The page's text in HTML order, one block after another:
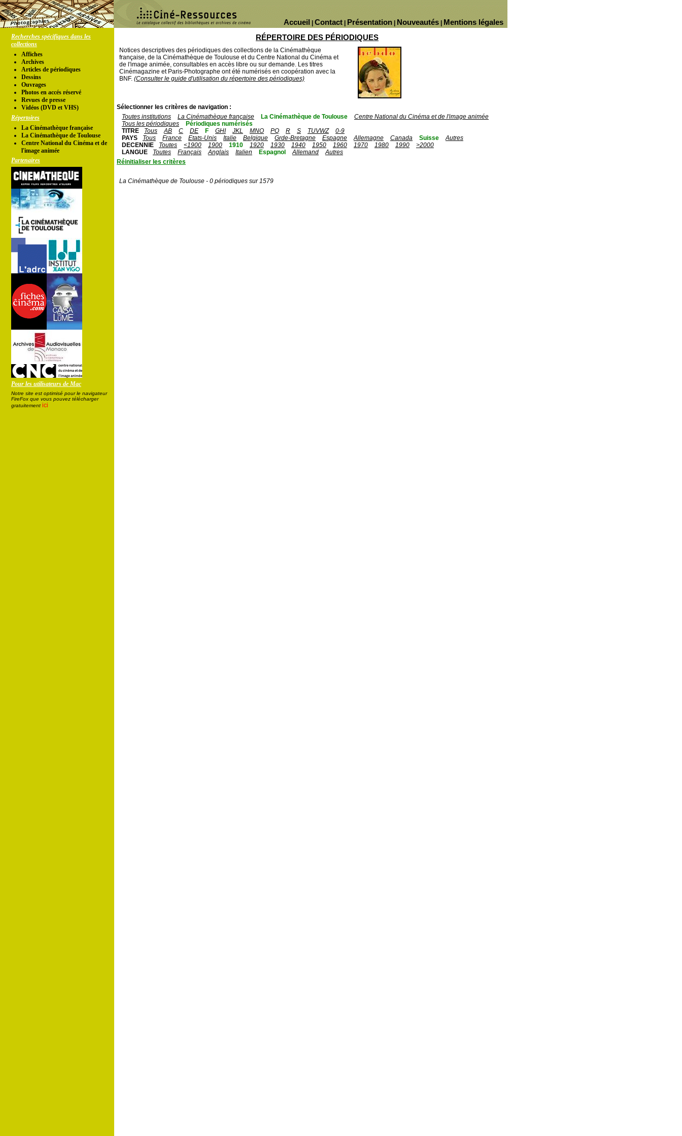
Mentions légales
Nouveautés
Présentation
Contact
Accueil
Recherches spécifiques dans les
collections
Affiches
Archives
Articles de périodiques
Dessins
Ouvrages
Photos en accés réservé
Revues de presse
Vidéos (DVD et VHS)
Répertoires
La Cinémathèque française
La Cinémathèque de Toulouse
Centre National du Cinéma et de
l'image animée
Partenaires
Pour les utilisateurs de Mac
Notre site est optimisé pour le navigateur
FireFox que vous pouvez télécharger
gratuitement ici
RÉPERTOIRE DES PÉRIODIQUES
Notices descriptives des périodiques des collections de la Cinémathèque
française, de la Cinémathèque de Toulouse et du Centre National du Cinéma et
de l'image animée, consultables en accès libre ou sur demande. Les titres
Cinémagazine et Paris-Photographe ont été numérisés en coopération avec la
BNF. (Consulter le guide d'utilisation du répertoire des périodiques)
Sélectionner les critères de navigation :
Toutes institutions
La Cinémathèque française La Cinémathèque de Toulouse
Centre National du Cinéma et de l'image animée
Tous les périodiques
Périodiques numérisés
TITRE
Tous AB C DE F GHI JKL MNO PQ R S TUVWZ
0-9
PAYS
Tous France Etats-Unis Italie Belgique Grde-Bretagne Espagne Allemagne Canada Suisse
Autres
DECENNIE
Toutes <1900 1900 1910 1920 1930 1940 1950 1960 1970 1980 1990
>2000
LANGUE
Toutes Français Anglais Italien Espagnol Allemand
Autres
Réinitialiser les critères
La Cinémathèque de Toulouse - 0 périodiques sur 1579